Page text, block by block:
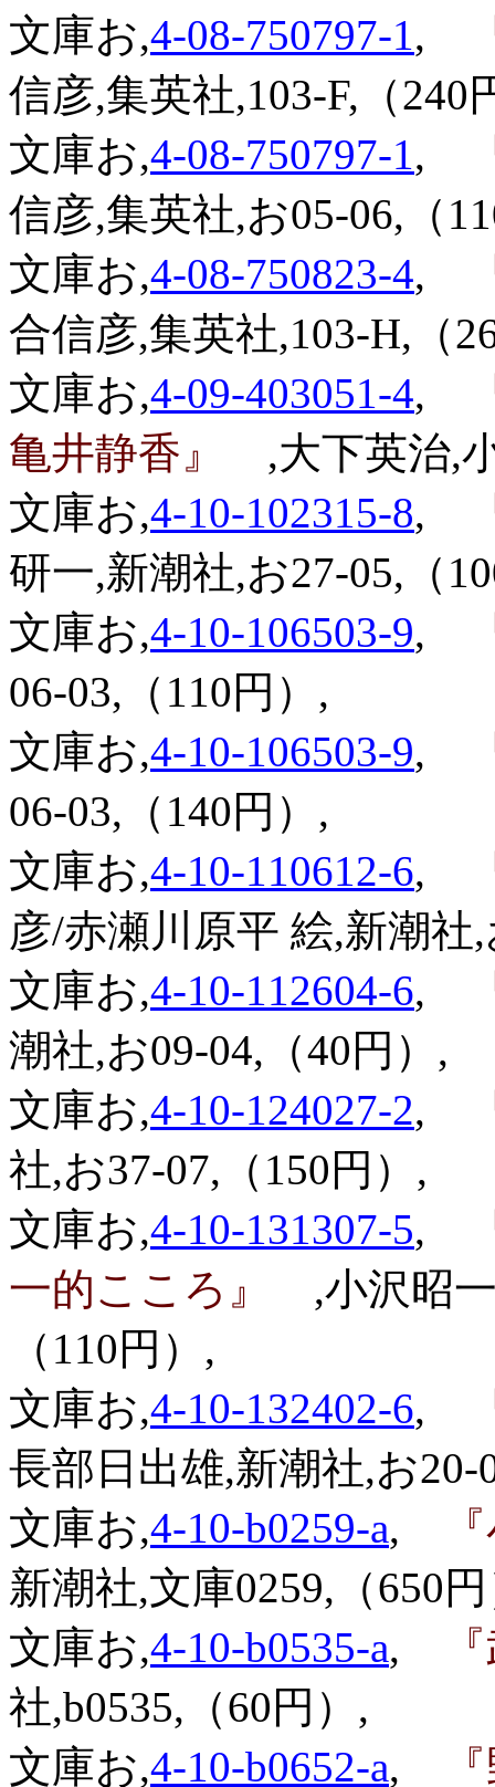
文庫お,4-08-750797-1,
信彦,集英社,103-F,（240
文庫お,4-08-750797-1,
信彦,集英社,お05-06,（
文庫お,4-08-750823-4,
合信彦,集英社,103-H,（
文庫お,4-09-403051-4,
亀井静香』 ,大下英治,
文庫お,4-10-102315-8,
研一,新潮社,お27-05,（
文庫お,4-10-106503-9,
06-03,（110円）,
文庫お,4-10-106503-9,
06-03,（140円）,
文庫お,4-10-110612-6,
彦/赤瀬川原平 絵,新潮社
文庫お,4-10-112604-6,
潮社,お09-04,（40円）,
文庫お,4-10-124027-2,
社,お37-07,（150円）,
文庫お,4-10-131307-5,
一的こころ』 ,小沢昭
（110円）,
文庫お,4-10-132402-6,
長部日出雄,新潮社,お20-
文庫お,4-10-b0259-a, 『
新潮社,文庫0259,（650
文庫お,4-10-b0535-a, 『
社,b0535,（60円）,
文庫お,4-10-b0652-a, 『